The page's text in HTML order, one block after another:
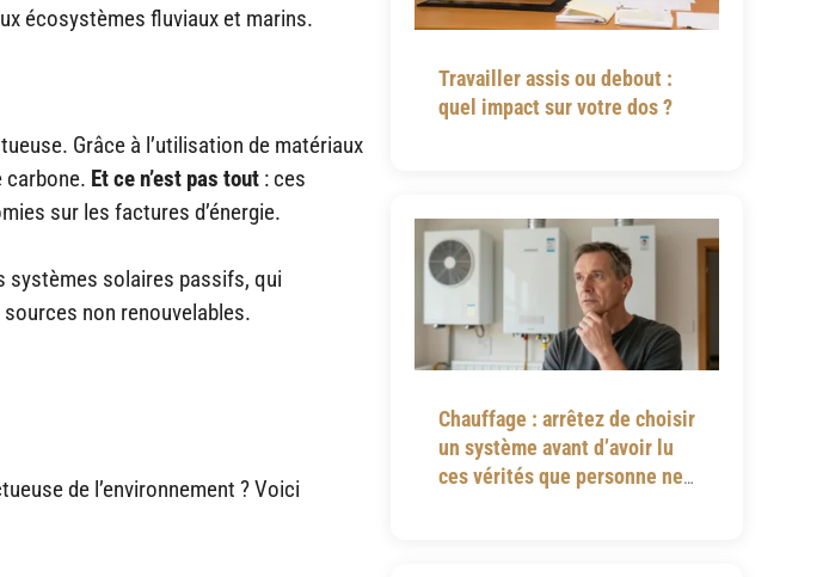
écosystèmes fluviaux et marins.
Grâce à l’utilisation de matériaux
carbone. Et ce n’est pas tout : ces
sur les factures d’énergie.
systèmes solaires passifs, qui
non renouvelables.
de l’environnement ? Voici
Travailler assis ou debout :
quel impact sur votre dos ?
Chauffage : arrêtez de choisir
un système avant d’avoir lu
ces vérités que personne ne